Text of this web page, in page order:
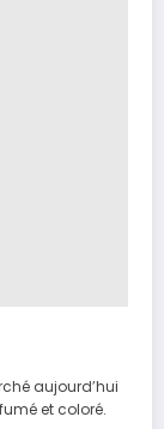
aujourd’hui
et coloré.